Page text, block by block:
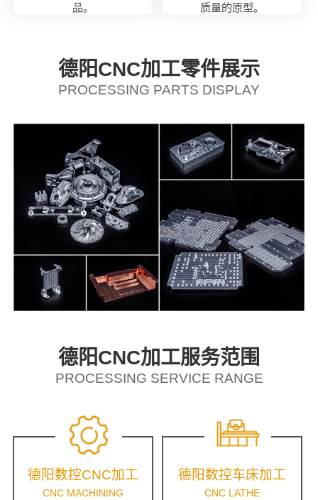
品。
质量的原型。
德阳CNC加工零件展示
PROCESSING PARTS DISPLAY
德阳CNC加工服务范围
PROCESSING SERVICE RANGE
德阳数控CNC加工
CNC MACHINING
德阳数控车床加工
CNC LATHE